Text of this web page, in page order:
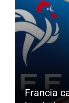
Francia